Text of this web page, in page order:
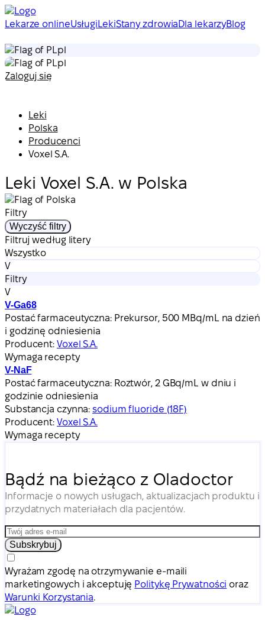
Lekarze onlineUsługi LekiStany zdrowiaDla lekarzyBlog
pl
pl
Zaloguj się
Leki
Polska
Producenci
Voxel S.A.
Leki Voxel S.A. w Polska
Filtry
Wyczyść filtry
Filtruj według litery
Wszystko
V
Filtry
V
V-Ga68
Postać farmaceutyczna: Prekursor, 500 MBq/mL na dzień
i godzinę odniesienia
Producent: Voxel S.A.
Wymaga recepty
V-NaF
Postać farmaceutyczna: Roztwór, 2 GBq/mL w dniu i
godzinie odniesienia
Substancja czynna:sodium fluoride (18F)
Producent: Voxel S.A.
Wymaga recepty
Bądź na bieżąco z Oladoctor
Informacje o nowych usługach, aktualizacjach produktu i
przydatnych materiałach dla pacjentów.
Subskrybuj
Wyrażam zgodę na otrzymywanie e-maili
marketingowych i akceptuję Politykę Prywatności oraz
Warunki Korzystania.